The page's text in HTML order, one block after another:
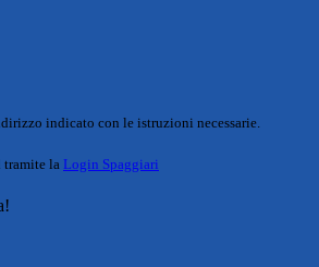
indicato con le istruzioni necessarie.
tramite la Login Spaggiari